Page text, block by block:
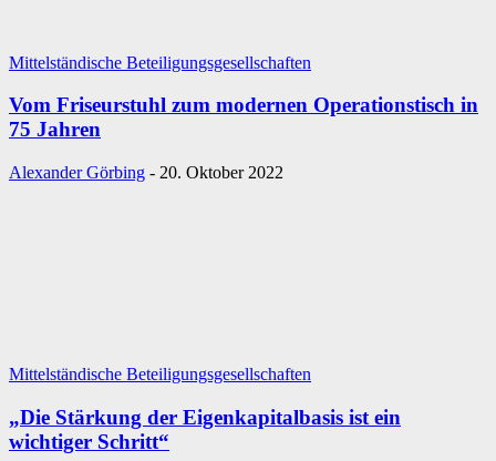
Mittelständische Beteiligungsgesellschaften
Vom Friseurstuhl zum moder­nen Operationstisch in
75 Jahren
Alexander Görbing - 20. Oktober 2022
Mittelständische Beteiligungsgesellschaften
„Die Stärkung der Eigenkapital­basis ist ein
wichtiger Schritt“